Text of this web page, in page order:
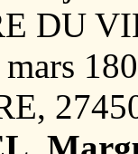
DU
mars